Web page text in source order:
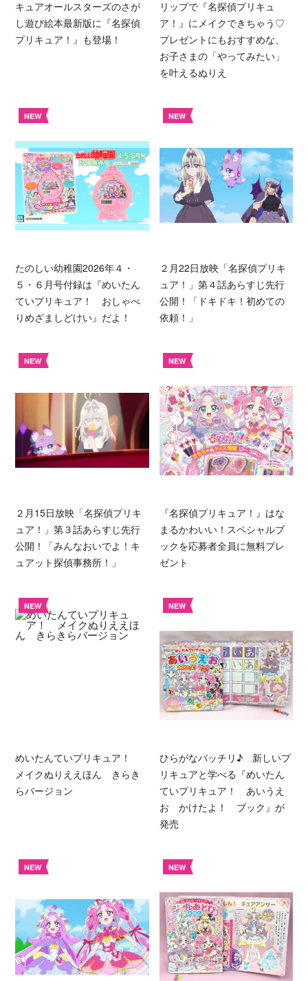
キュアオールスターズのさが
し遊び絵本最新版に『名探偵
プリキュア！』も登場！
リップで『名探偵プリキュ
ア！』にメイクできちゃう♡
プレゼントにもおすすめな、
お子さまの「やってみたい」
を叶えるぬりえ
NEW
たのしい幼稚園2026年４・
５・６月号付録は『めいたん
ていプリキュア！ おしゃべ
りめざましどけい』だよ！
NEW
２月22日放映「名探偵プリキ
ュア！」第４話あらすじ先行
公開！「ドキドキ！初めての
依頼！」
NEW
２月15日放映「名探偵プリキ
ュア！」第３話あらすじ先行
公開！「みんなおいでよ！キ
ュアット探偵事務所！」
NEW
『名探偵プリキュア！』はな
まるかわいい！スペシャルブ
ックを応募者全員に無料プレ
ゼント
NEW
めいたんていプリキュア！
メイクぬりええほん きらき
らバージョン
NEW
ひらがなバッチリ♪ 新しいプ
リキュアと学べる『めいたん
ていプリキュア！ あいうえ
お かけたよ！ ブック』が
発売
NEW NEW